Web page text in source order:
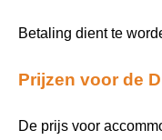
Betaling dient te
Prijzen voor de
De prijs voor